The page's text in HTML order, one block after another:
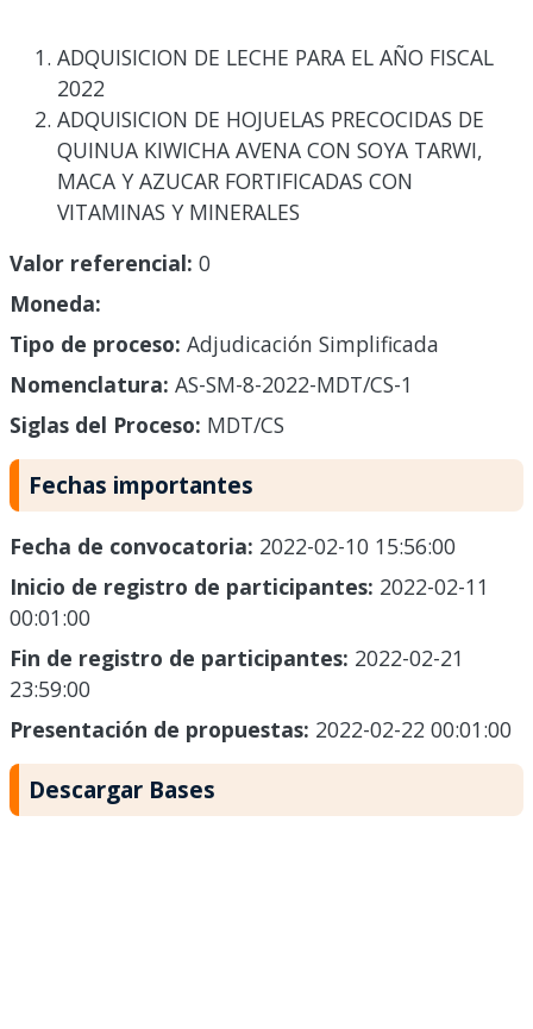
ADQUISICION DE LECHE PARA EL AÑO FISCAL
2022
ADQUISICION DE HOJUELAS PRECOCIDAS DE
QUINUA KIWICHA AVENA CON SOYA TARWI,
MACA Y AZUCAR FORTIFICADAS CON
VITAMINAS Y MINERALES
Valor referencial: 0
Moneda:
Tipo de proceso: Adjudicación Simplificada
Nomenclatura: AS-SM-8-2022-MDT/CS-1
Siglas del Proceso: MDT/CS
Fechas importantes
Fecha de convocatoria: 2022-02-10 15:56:00
Inicio de registro de participantes: 2022-02-11
00:01:00
Fin de registro de participantes: 2022-02-21
23:59:00
Presentación de propuestas: 2022-02-22 00:01:00
Descargar Bases